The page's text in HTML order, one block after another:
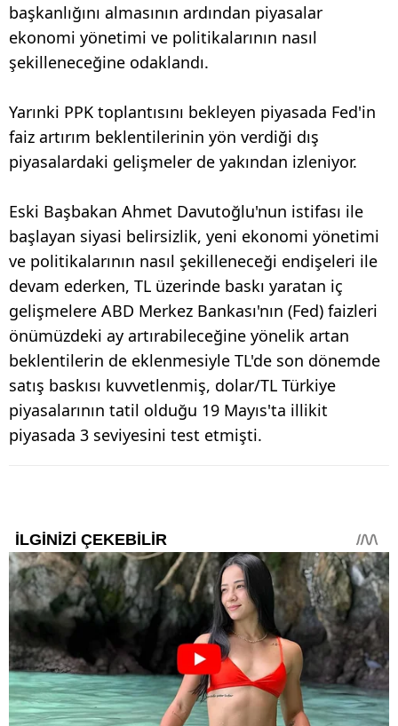
başkanlığını almasının ardından piyasalar
ekonomi yönetimi ve politikalarının nasıl
şekilleneceğine odaklandı.
Yarınki PPK toplantısını bekleyen piyasada Fed'in
faiz artırım beklentilerinin yön verdiği dış
piyasalardaki gelişmeler de yakından izleniyor.
Eski Başbakan Ahmet Davutoğlu'nun istifası ile
başlayan siyasi belirsizlik, yeni ekonomi yönetimi
ve politikalarının nasıl şekilleneceği endişeleri ile
devam ederken, TL üzerinde baskı yaratan iç
gelişmelere ABD Merkez Bankası'nın (Fed) faizleri
önümüzdeki ay artırabileceğine yönelik artan
beklentilerin de eklenmesiyle TL'de son dönemde
satış baskısı kuvvetlenmiş, dolar/TL Türkiye
piyasalarının tatil olduğu 19 Mayıs'ta illikit
piyasada 3 seviyesini test etmişti.